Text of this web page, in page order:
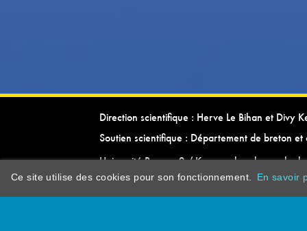
Direction scientifique : Herve Le Bihan et Divy
Soutien scientifique : Département de breton et
Université Rennes 2 / Kevrenn brezhoneg ha
Ce site utilise des cookies pour son fonctionnement. En savoir